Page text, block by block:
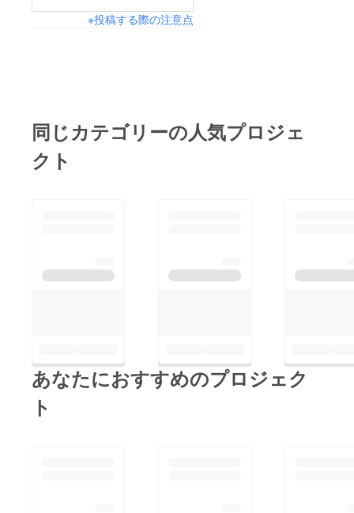
※投稿する際の注意点
同じカテゴリーの人気プロジェ
クト
あなたにおすすめのプロジェク
ト